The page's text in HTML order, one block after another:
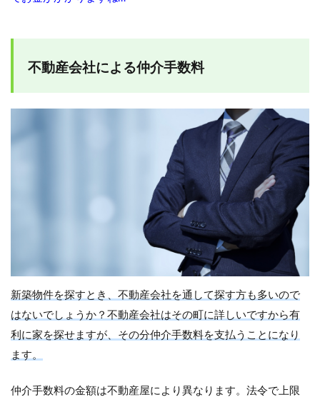
不動産会社による仲介手数料
新築物件を探すとき、不動産会社を通して探す方も多いので
はないでしょうか？不動産会社はその町に詳しいですから有
利に家を探せますが、その分仲介手数料を支払うことになり
ます。
仲介手数料の金額は不動産屋により異なります。法令で上限